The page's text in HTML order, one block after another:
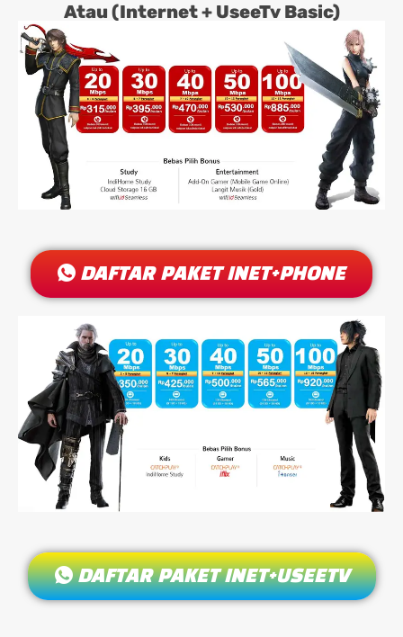
Atau (Internet + UseeTv Basic)
DAFTAR PAKET INET+PHONE
DAFTAR PAKET INET+USEETV